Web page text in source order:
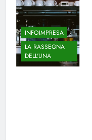
INFOIMPRESA
LA RASSEGNA
DELL'UNA